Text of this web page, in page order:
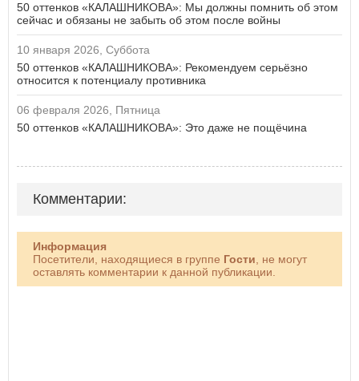
50 оттенков «КАЛАШНИКОВА»: Мы должны помнить об этом
сейчас и обязаны не забыть об этом после войны
10 января 2026, Суббота
50 оттенков «КАЛАШНИКОВА»: Рекомендуем серьёзно
относится к потенциалу противника
06 февраля 2026, Пятница
50 оттенков «КАЛАШНИКОВА»: Это даже не пощёчина
Комментарии:
Информация
Посетители, находящиеся в группе Гости , не могут
оставлять комментарии к данной публикации.